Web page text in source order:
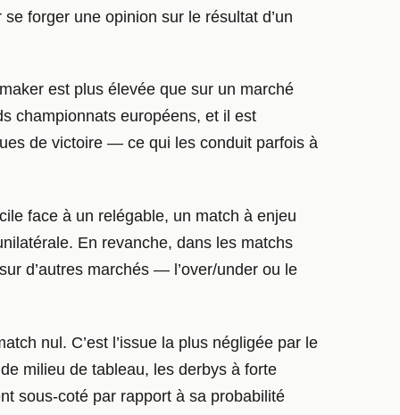
forger une opinion sur le résultat d’un
est plus élevée que sur un marché
championnats européens, et il est
de victoire — ce qui les conduit parfois à
face à un relégable, un match à enjeu
En revanche, dans les matchs
d’autres marchés — l’over/under ou le
nul. C’est l’issue la plus négligée par le
milieu de tableau, les derbys à forte
sous-coté par rapport à sa probabilité